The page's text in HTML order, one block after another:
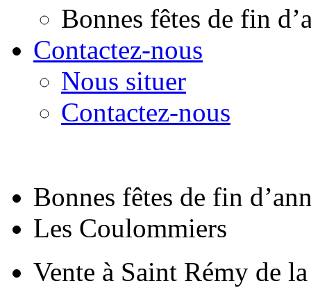
Bonnes fêtes de fin
Contactez-nous
Nous situer
Contactez-nous
Bonnes fêtes de fin
Les Coulommiers
Vente à Saint Rémy de